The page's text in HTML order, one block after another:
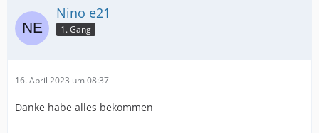
Nino e21
1. Gang
16. April 2023 um 08:37
Danke habe alles bekommen